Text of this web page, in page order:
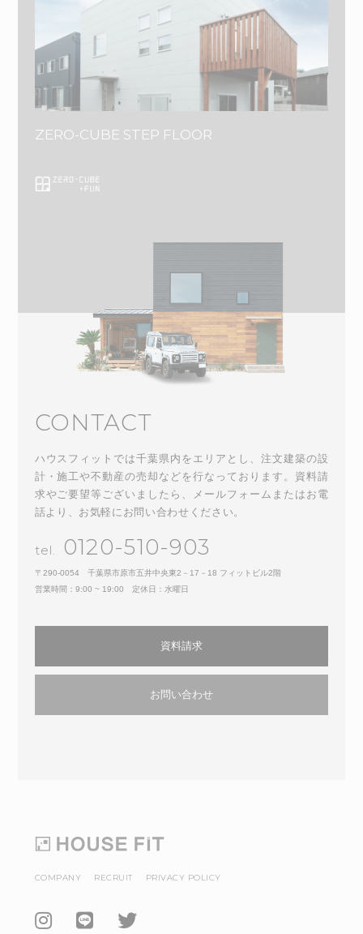
ZERO-CUBE STEP FLOOR
CONTACT
ハウスフィットでは千葉県内をエリアとし、注文建築の設
計・施工や不動産の売却などを行なっております。資料請
求やご要望等ございましたら、メールフォームまたはお電
話より、お気軽にお問い合わせください。
tel. 0120-510-903
〒290-0054 千葉県市原市五井中央東2－17－18 フィットビル2階
営業時間：9:00 ~ 19:00 定休日：水曜日
資料請求
お問い合わせ
COMPANY RECRUIT PRIVACY POLICY